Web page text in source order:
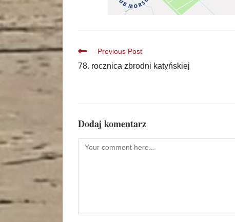
Previous Post
78. rocznica zbrodni katyńskiej
Dodaj komentarz